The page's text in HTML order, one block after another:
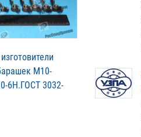
М10-
6Н.ГОСТ 3032-